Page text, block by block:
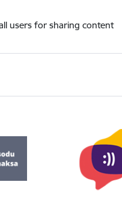
users for sharing content